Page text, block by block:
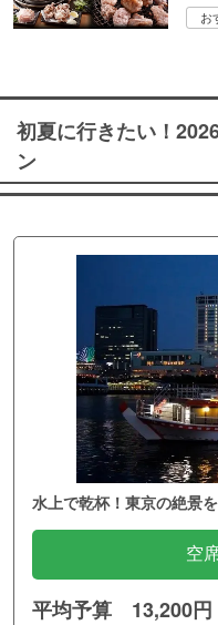
お
初夏に行きたい！
ン
水上で乾杯！東京の絶景
空
平均予算 13,200円